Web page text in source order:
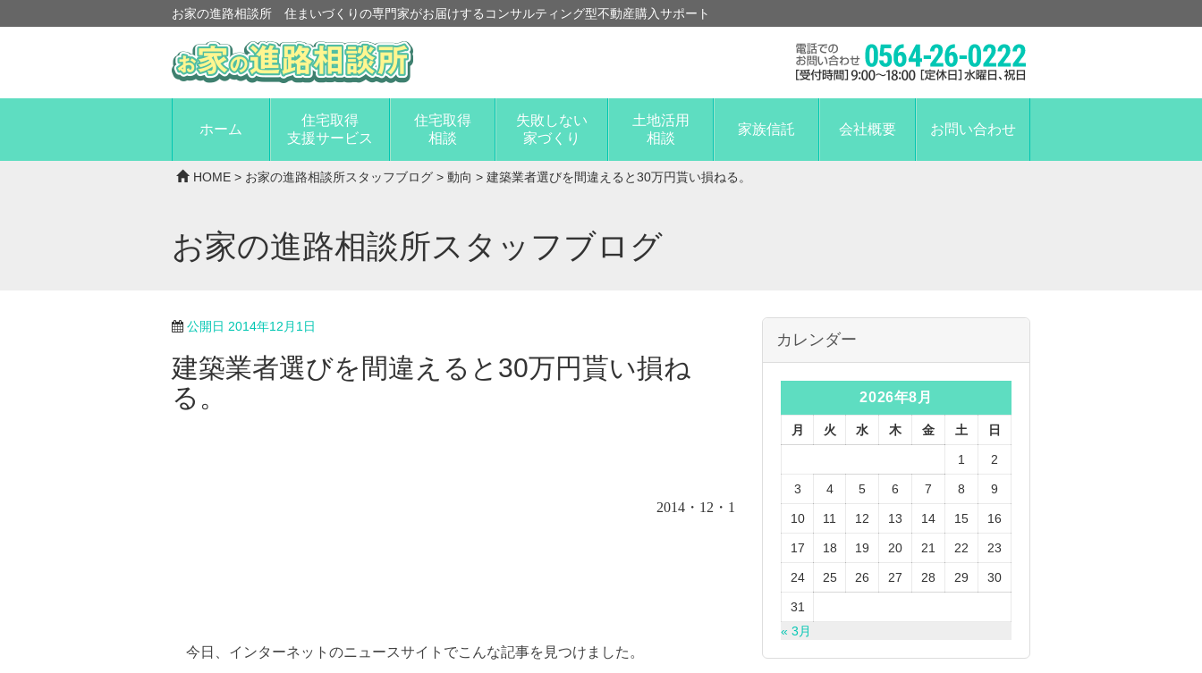
お家の進路相談所 住まいづくりの専門家がお届けするコンサルティング型不動産購入サポート
ホーム
住宅取得
支援サービス
住宅取得
相談
失敗しない
家づくり
土地活用
相談
家族信託 会社概要 お問い合わせ
HOME > お家の進路相談所スタッフブログ > 動向 > 建築業者選びを間違えると30万円貰い損ねる。
お家の進路相談所スタッフブログ
公開日 2014年12月1日
建築業者選びを間違えると30万円貰い損ね
る。
2014 ・ 12 ・ 1
今日、インターネットのニュースサイトでこんな記事を見つけました。
カレンダー
2026年8月
月 火 水 木 金 土 日
1 2
3 4 5 6 7 8 9
10 11 12 13 14 15 16
17 18 19 20 21 22 23
24 25 26 27 28 29 30
31
« 3月